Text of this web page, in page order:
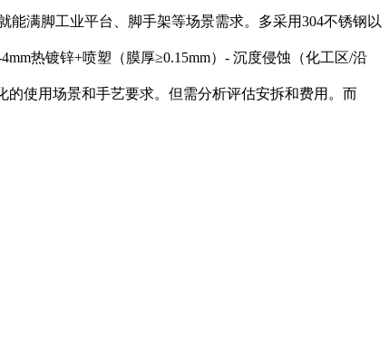
满脚工业平台、脚手架等场景需求。多采用304不锈钢以
热镀锌+喷塑（膜厚≥0.15mm）- 沉度侵蚀（化工区/沿
的使用场景和手艺要求。但需分析评估安拆和费用。而